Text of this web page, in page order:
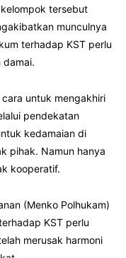
tersebut
munculnya
terhadap KST perlu
damai.
untuk mengakhiri
pendekatan
kedamaian di
pihak. Namun hanya
kooperatif.
(Menko Polhukam)
KST perlu
merusak harmoni